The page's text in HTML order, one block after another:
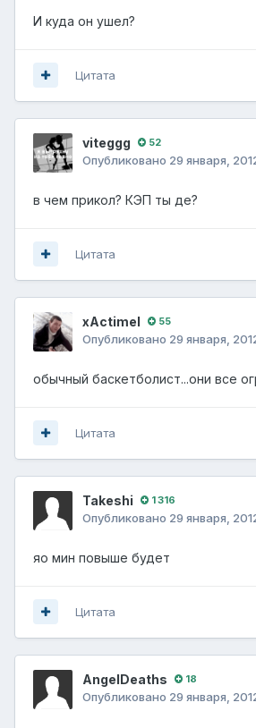
И куда он ушел?
Цитата
viteggg 52
Опубликовано 29 января,
в чем прикол? КЭП ты де?
Цитата
xActimel 55
Опубликовано 29 января,
обычный баскетболист...они все
Цитата
Takeshi 1 316
Опубликовано 29 января,
яо мин повыше будет
Цитата
AngelDeaths 18
Опубликовано 29 января,